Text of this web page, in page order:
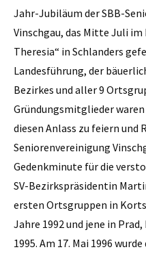
Jahr-Jubiläum der SBB-
Vinschgau, das Mitte Juli
Theresia“ in Schlanders
Landesführung, der
Bezirkes und aller 9
Gründungsmitglieder
diesen Anlass zu feiern und
Seniorenvereinigung
Gedenkminute für die
SV-Bezirkspräsidentin
ersten Ortsgruppen in
Jahre 1992 und jene in
1995. Am 17. Mai 1996